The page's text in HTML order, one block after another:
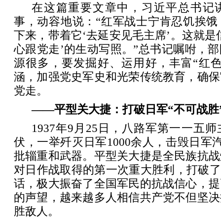
在这篇重要文章中，习近平总书记
事，动容地说：“红军战士宁肯忍饥挨
下来，带着它‘去延安见毛主席’。这就
心跟党走’的生动写照。”总书记嘱咐，
源很多，要发掘好、运用好，丰富“红
涵，加强党史军史和光荣传统教育，确
党走。
——平型关大捷：打破日军“不可战胜
1937年9月25日，八路军第一一五
伏，一举歼灭日军1000余人，击毁日军
批辎重和武器。平型关大捷是全民族抗
对日作战取得的第一次重大胜利，打破
话，极大振奋了全国军民的抗战信心，
的声望，越来越多人相信共产党不但坚
胜敌人。